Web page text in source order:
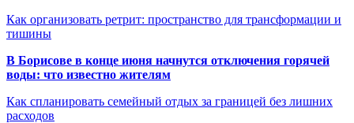
Как организовать ретрит: пространство для трансформации и
тишины
В Борисове в конце июня начнутся отключения горячей
воды: что известно жителям
Как спланировать семейный отдых за границей без лишних
расходов